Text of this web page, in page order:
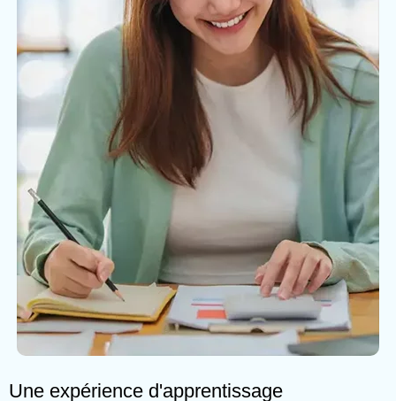
Une expérience d'apprentissage